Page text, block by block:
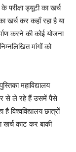
परीक्षा ड्यूटी का खर्च
खर्च कर कहाँ रहा है या
करने की कोई योजना
मांगों को
महाविद्यालय
से ले रहे हैं उसमें पैसे
विश्वविद्यालय छात्रों
खर्च काट कर बाकी